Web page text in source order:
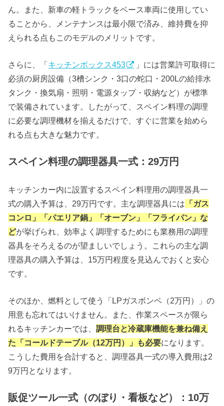
ん。また、新車の軽トラックをベース車両に使用してい
ることから、メンテナンスは最小限で済み、維持費を抑
えられる点もこのモデルのメリットです。
さらに、「キッチンボックス453
」には営業許可取得に
必須の厨房設備（3槽シンク・3口の蛇口・200Lの給排水
タンク・換気扇・照明・電源タップ・収納など）が標準
で装備されています。したがって、スペイン料理の調理
に必要な調理機材を揃えるだけで、すぐに営業を始めら
れる点も大きな魅力です。
スペイン料理の調理器具一式：29万円
キッチンカー内に設置するスペイン料理用の調理器具一
式の購入予算は、29万円です。主な調理器具には 「ガス
コンロ」「パエリア鍋」「オーブン」「フライパン」な
どが挙げられ、効率よく調理するためにも業務用の調理
器具をそろえるのが望ましいでしょう。これらの主な調
理器具の購入予算は、15万円程度を見込んでおくと安心
です。
そのほか、燃料として使う「LPガスボンベ（2万円）」の
用意も忘れてはいけません。また、作業スペースが限ら
れるキッチンカーでは、調理台と冷蔵庫機能を兼ね備え
た「コールドテーブル（12万円）」も必要になります。
こうした費用を合計すると、調理器具一式の導入費用は2
9万円となります。
販促ツール一式（のぼり・看板など）：10万